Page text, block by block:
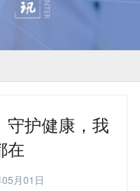
守护健康，我
在
月01日